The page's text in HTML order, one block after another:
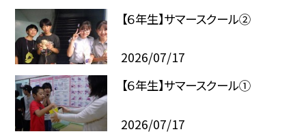
【６年生】サマースクール②
2026/07/17
【６年生】サマースクール①
2026/07/17